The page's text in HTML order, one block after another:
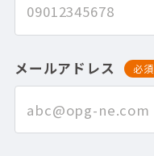
メールアドレス 必須